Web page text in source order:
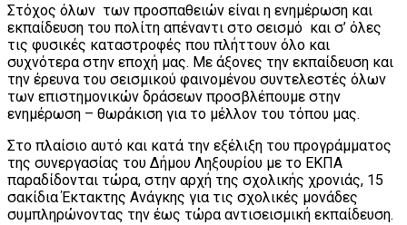
Στόχος όλων των προσπαθειών είναι η ενημέρωση και
εκπαίδευση του πολίτη απέναντι στο σεισμό και σ’ όλες
τις φυσικές καταστροφές που πλήττουν όλο και
συχνότερα στην εποχή μας. Με άξονες την εκπαίδευση και
την έρευνα του σεισμικού φαινομένου συντελεστές όλων
των επιστημονικών δράσεων προσβλέπουμε στην
ενημέρωση – θωράκιση για το μέλλον του τόπου μας.
Στο πλαίσιο αυτό και κατά την εξέλιξη του προγράμματος
της συνεργασίας του Δήμου Ληξουρίου με το ΕΚΠΑ
παραδίδονται τώρα, στην αρχή της σχολικής χρονιάς, 15
σακίδια Έκτακτης Ανάγκης για τις σχολικές μονάδες
συμπληρώνοντας την έως τώρα αντισεισμική εκπαίδευση.